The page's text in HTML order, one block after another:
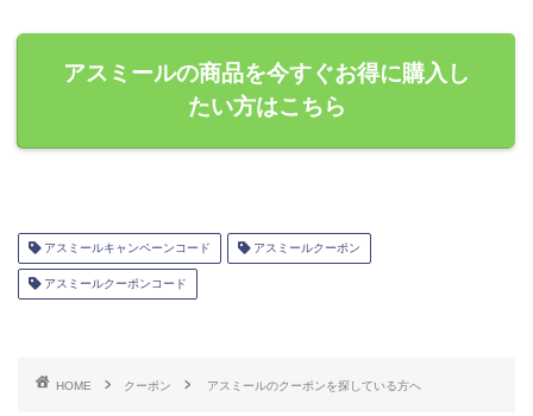
アスミールの商品を今すぐお得に購入し
たい方はこちら
アスミールキャンペーンコード アスミールクーポン
アスミールクーポンコード
HOME クーポン アスミールのクーポンを探している方へ